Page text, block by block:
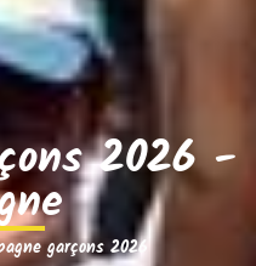
2026 -
garçons 2026